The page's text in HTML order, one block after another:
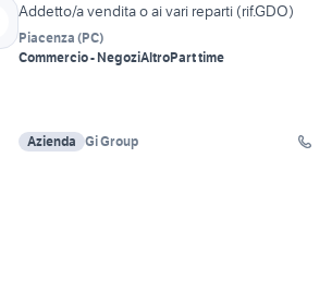
Addetto/a vendita o ai vari reparti (rif.GDO)
Piacenza (PC)
Commercio - NegoziAltroPart time
Azienda Gi Group